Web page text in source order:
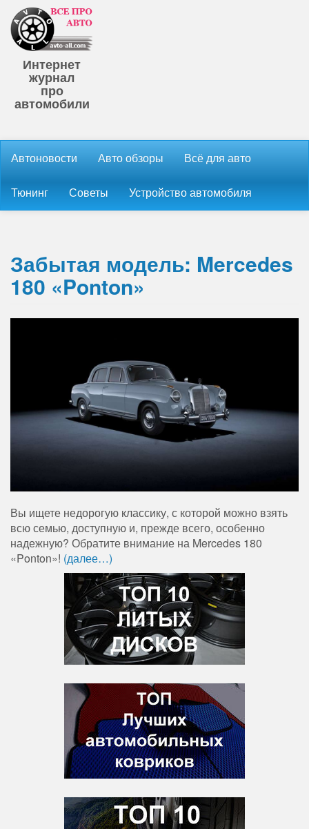
Интернет
журнал
про
автомобили
Автоновости Авто обзоры Всё для авто
Тюнинг Советы Устройство автомобиля
Забытая модель: Mercedes
180 «Ponton»
Вы ищете недорогую классику, с которой можно взять
всю семью, доступную и, прежде всего, особенно
надежную? Обратите внимание на Mercedes 180
«Ponton»! (далее…)